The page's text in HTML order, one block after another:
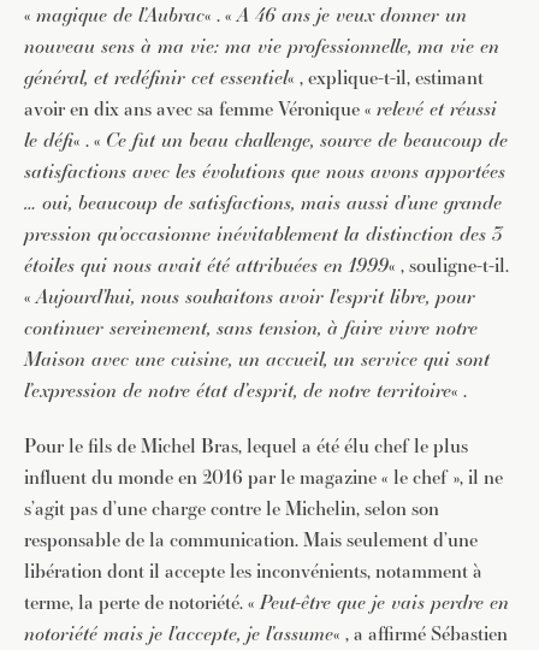
« magique de l’Aubrac« . «A 46 ans je veux donner un
nouveau sens à ma vie: ma vie professionnelle, ma vie en
général, et redéfinir cet essentiel« , explique-t-il, estimant
avoir en dix ans avec sa femme Véronique « relevé et réussi
le défi« . « Ce fut un beau challenge, source de beaucoup de
satisfactions avec les évolutions que nous avons apportées
… oui, beaucoup de satisfactions, mais aussi d’une grande
pression qu’occasionne inévitablement la distinction des 3
étoiles qui nous avait été attribuées en 1999« , souligne-t-il.
«Aujourd’hui, nous souhaitons avoir l’esprit libre, pour
continuer sereinement, sans tension, à faire vivre notre
Maison avec une cuisine, un accueil, un service qui sont
l’expression de notre état d’esprit, de notre territoire« .
Pour le fils de Michel Bras, lequel a été élu chef le plus
influent du monde en 2016 par le magazine « le chef », il ne
s’agit pas d’une charge contre le Michelin, selon son
responsable de la communication. Mais seulement d’une
libération dont il accepte les inconvénients, notamment à
terme, la perte de notoriété. «Peut-être que je vais perdre en
notoriété mais je l’accepte, je l’assume« , a affirmé Sébastien